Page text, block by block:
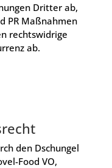
Dritter ab,
PR Maßnahmen
rechtswidrige
ab.
den Dschungel
Food VO,